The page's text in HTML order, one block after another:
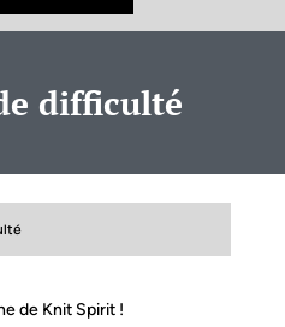
difficulté
de Knit Spirit !